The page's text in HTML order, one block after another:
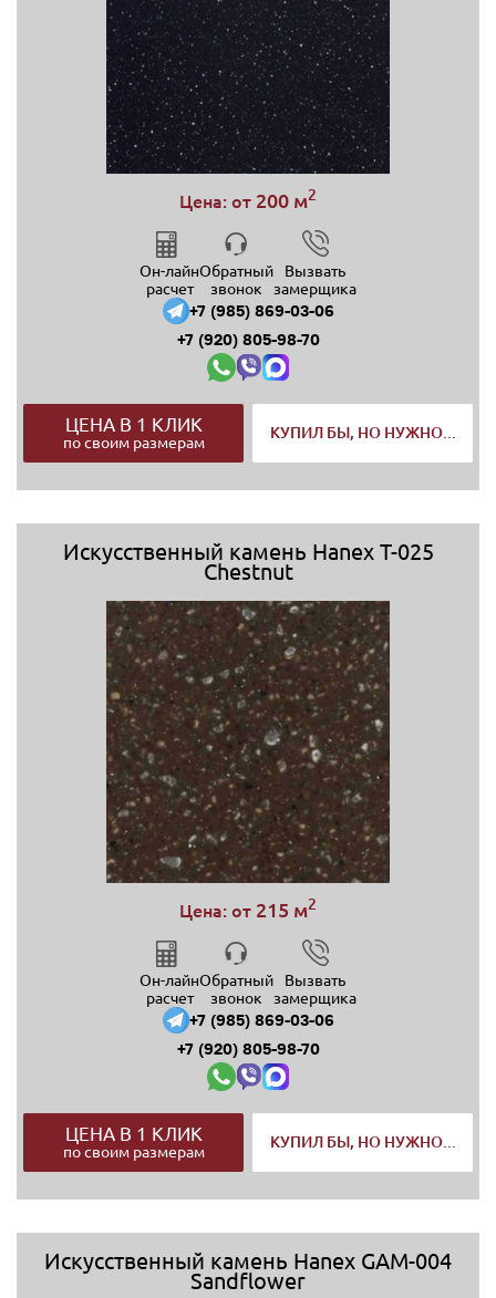
Цена: от 200 м2
Он-лайн
расчет
Обратный
звонок
Вызвать
замерщика
+7 (985) 869-03-06
+7 (920) 805-98-70
ЦЕНА В 1 КЛИК
по своим размерам
КУПИЛ БЫ, НО НУЖНО...
Искусственный камень Hanex T-025
Chestnut
Цена: от 215 м2
Он-лайн
расчет
Обратный
звонок
Вызвать
замерщика
+7 (985) 869-03-06
+7 (920) 805-98-70
ЦЕНА В 1 КЛИК
по своим размерам
КУПИЛ БЫ, НО НУЖНО...
Искусственный камень Hanex GAM-004
Sandflower